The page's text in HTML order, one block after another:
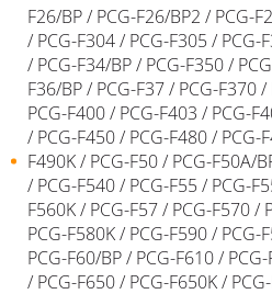
F26/BP / PCG-F26/BP2 / PCG-
/ PCG-F304 / PCG-F305 / PCG-
/ PCG-F34/BP / PCG-F350 /
F36/BP / PCG-F37 / PCG-F370
PCG-F400 / PCG-F403 / PCG-
/ PCG-F450 / PCG-F480 / PCG-
F490K / PCG-F50 / PCG-F50A/
/ PCG-F540 / PCG-F55 / PCG-
F560K / PCG-F57 / PCG-F570 /
PCG-F580K / PCG-F590 / PCG-
PCG-F60/BP / PCG-F610 /
/ PCG-F650 / PCG-F650K /